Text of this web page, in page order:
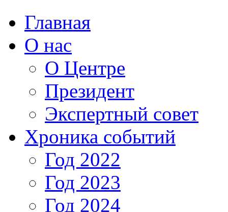
Главная
О нас
О Центре
Президент
Экспертный совет
Хроника событий
Год 2022
Год 2023
Год 2024